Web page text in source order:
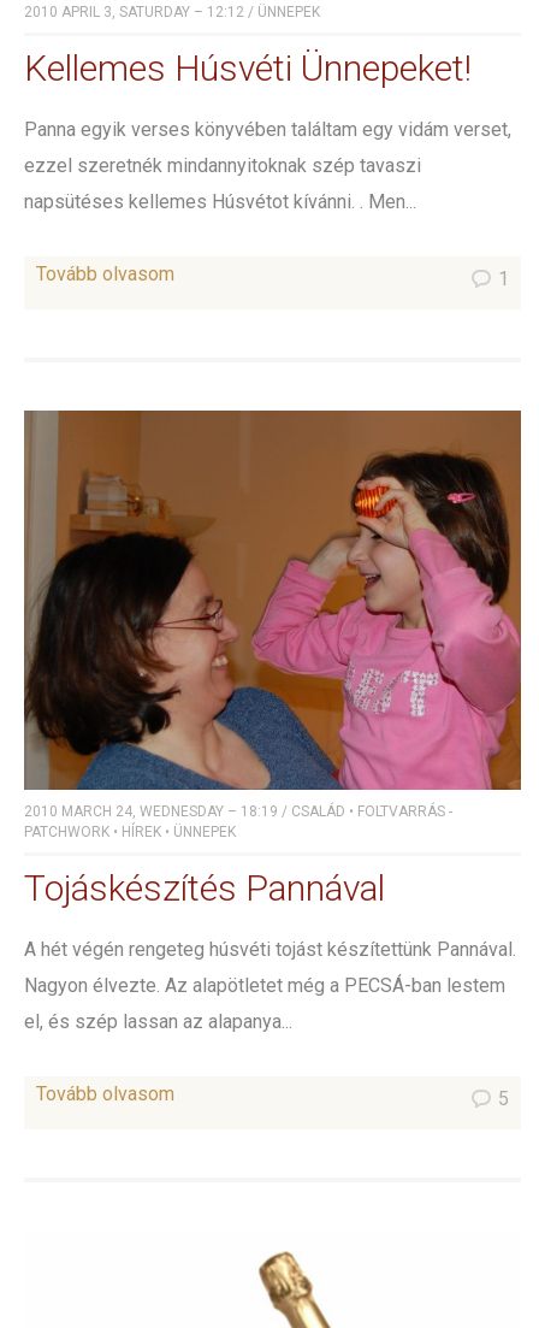
2010 APRIL 3, SATURDAY – 12:12 / ÜNNEPEK
Kellemes Húsvéti Ünnepeket!
Panna egyik verses könyvében találtam egy vidám verset,
ezzel szeretnék mindannyitoknak szép tavaszi
napsütéses kellemes Húsvétot kívánni. . Men...
Tovább olvasom 1
2010 MARCH 24, WEDNESDAY – 18:19 / CSALÁD • FOLTVARRÁS -
PATCHWORK • HÍREK • ÜNNEPEK
Tojáskészítés Pannával
A hét végén rengeteg húsvéti tojást készítettünk Pannával.
Nagyon élvezte. Az alapötletet még a PECSÁ-ban lestem
el, és szép lassan az alapanya...
Tovább olvasom 5